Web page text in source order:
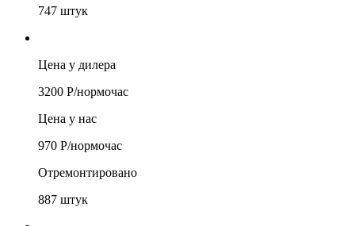
747 штук
Цена у дилера
3200 Р/нормочас
Цена у нас
970 Р/нормочас
Отремонтировано
887 штук